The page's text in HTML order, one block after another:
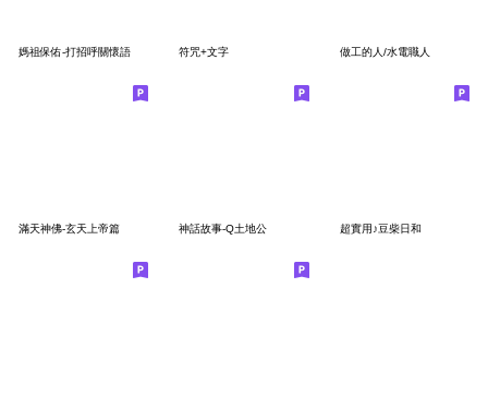
媽祖保佑-打招呼關懷語 符咒+文字 做工的人/水電職人
滿天神佛-玄天上帝篇 神話故事-Q土地公 超實用♪豆柴日和